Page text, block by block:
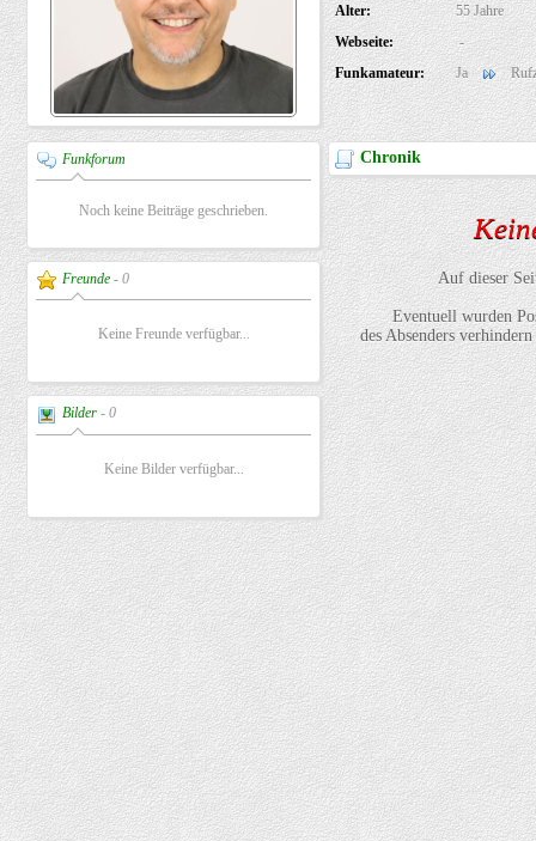
Alter:
55 Jahre
Webseite:
-
Funkamateur:
Ja
Funkforum
Noch keine Beiträge geschrieben.
Freunde - 0
Keine Freunde verfügbar...
Bilder - 0
Keine Bilder verfügbar...
Chronik
Auf dieser
Eventuell wurden
des Absenders